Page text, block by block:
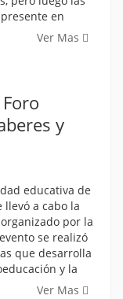
en
Ver Mas
y
educativa de
llevó a cabo la
por la
se realizó
que desarrolla
y la
Ver Mas